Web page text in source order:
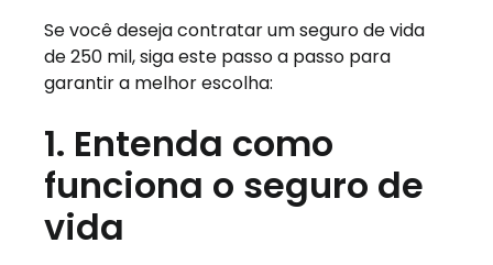
Se você deseja contratar um seguro de vida
de 250 mil, siga este passo a passo para
garantir a melhor escolha:
1. Entenda como
funciona o seguro de
vida